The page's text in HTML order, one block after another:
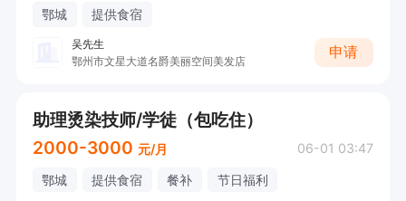
鄂城 提供食宿
吴先生
鄂州市文星大道名爵美丽空间美发店
申请
助理烫染技师/学徒（包吃住）
2000-3000 元/月 06-01 03:47
鄂城 提供食宿 餐补 节日福利